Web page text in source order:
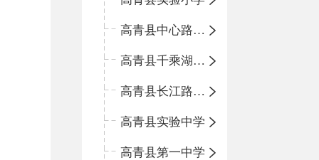
高青县中心路小学
高青县千乘湖小学
高青县长江路小学
高青县实验中学
高青县第一中学